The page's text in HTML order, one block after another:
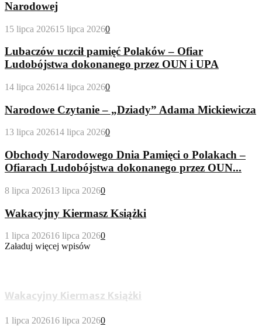
Narodowej
15 lipca 202615 lipca 20260
Lubaczów uczcił pamięć Polaków – Ofiar
Ludobójstwa dokonanego przez OUN i UPA
14 lipca 202614 lipca 20260
Narodowe Czytanie – „Dziady” Adama Mickiewicza
13 lipca 202614 lipca 20260
Obchody Narodowego Dnia Pamięci o Polakach –
Ofiarach Ludobójstwa dokonanego przez OUN...
8 lipca 202613 lipca 20260
Wakacyjny Kiermasz Książki
1 lipca 202616 lipca 20260
Załaduj więcej wpisów
Wakacyjny Kiermasz Książki
1 lipca 202616 lipca 20260